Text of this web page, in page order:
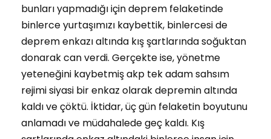
bunları yapmadığı için deprem felaketinde
binlerce yurtaşımızı kaybettik, binlercesi de
deprem enkazı altında kış şartlarında soğuktan
donarak can verdi. Gerçekte ise, yönetme
yeteneğini kaybetmiş akp tek adam sahsım
rejimi siyasi bir enkaz olarak depremin altında
kaldı ve çöktü. İktidar, üç gün felaketin boyutunu
anlamadı ve müdahalede geç kaldı. Kış